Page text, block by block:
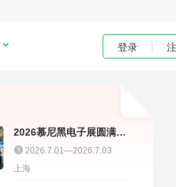
登录
2026慕尼黑电子展圆满收
官｜聚多邦精彩不停
2026.7.01—2026.7.03
上海